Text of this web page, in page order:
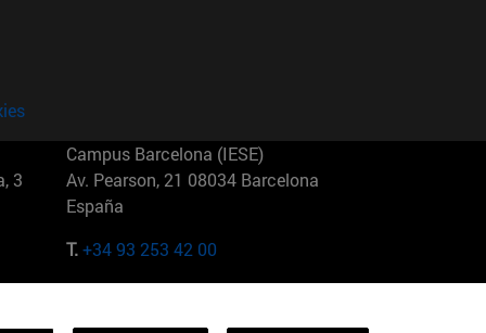
3
Campus Barcelona (IESE)
Av. Pearson, 21 08034 Barcelona
España
T.+34 93 253 42 00